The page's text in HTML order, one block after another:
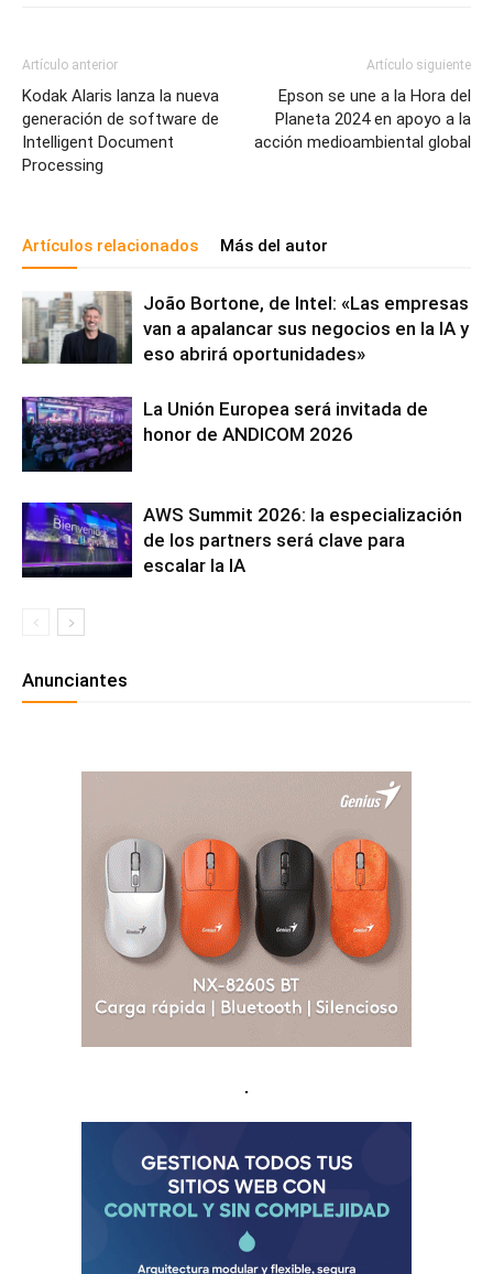
Artículo anterior
Kodak Alaris lanza la nueva
generación de software de
Intelligent Document
Processing
Artículo siguiente
Epson se une a la Hora del
Planeta 2024 en apoyo a la
acción medioambiental global
Artículos relacionados Más del autor
João Bortone, de Intel: «Las empresas
van a apalancar sus negocios en la IA y
eso abrirá oportunidades»
La Unión Europea será invitada de
honor de ANDICOM 2026
AWS Summit 2026: la especialización
de los partners será clave para
escalar la IA
Anunciantes